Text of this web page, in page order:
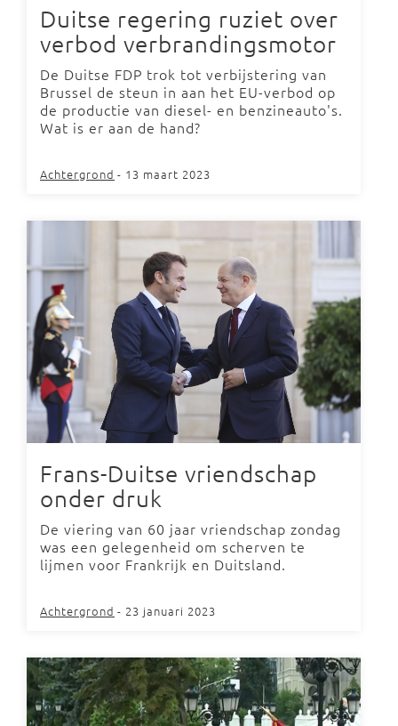
Duitse regering ruziet over
verbod verbrandingsmotor
De Duitse FDP trok tot verbijstering van
Brussel de steun in aan het EU-verbod op
de productie van diesel- en benzineauto's.
Wat is er aan de hand?
Achtergrond - 13 maart 2023
Frans-Duitse vriendschap
onder druk
De viering van 60 jaar vriendschap zondag
was een gelegenheid om scherven te
lijmen voor Frankrijk en Duitsland.
Achtergrond - 23 januari 2023